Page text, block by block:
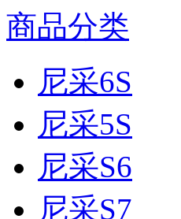
商品分类
尼采6S
尼采5S
尼采S6
尼采S7